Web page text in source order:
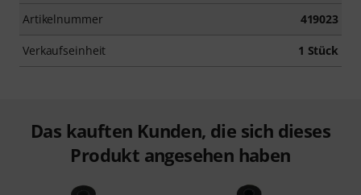
Artikelnummer 419023
Verkaufseinheit 1 Stück
Das kauften Kunden, die sich dieses
Produkt angesehen haben